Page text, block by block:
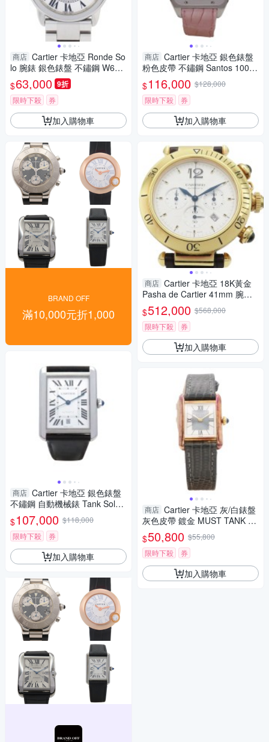
商店 Cartier 卡地亞 Ronde So
lo 腕錶 銀色錶盤 不鏽鋼 W670
1004 二手精品 【二手名牌BRA
ND OFF】
$63,000 9折
限時下殺 券
加入購物車
BRAND OFF
滿10,000元折1,000
商店 Cartier 卡地亞 銀色錶盤
不鏽鋼 自動機械錶 Tank Solo
XL 腕錶 W5200027 【二手名
牌BRAND OFF】
$107,000 $118,000
限時下殺
券
加入購物車
商店 Cartier 卡地亞 銀色錶盤
粉色皮帶 不鏽鋼 Santos 100
腕錶 W20126X8 【二手名牌B
RAND OFF】
$116,000 $128,000
限時下殺
券
加入購物車
商店 Cartier 卡地亞 18K黃金
Pasha de Cartier 41mm 腕錶
WGPA0017 【二手名牌BRAN
D OFF】
$512,000 $568,000
限時下殺
券
加入購物車
商店 Cartier 卡地亞 灰/白錶盤
灰色皮帶 鍍金 MUST TANK S
M 腕錶 5057001 【二手名牌B
RAND OFF】
$50,800 $55,800
限時下殺
券
加入購物車